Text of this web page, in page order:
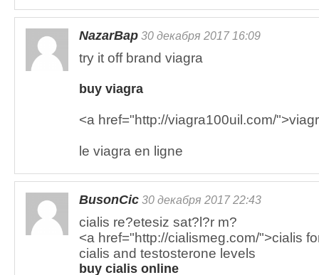
NazarBap 30 декабря 2017 16:09
try it off brand viagra
buy viagra
<a href="http://viagra100uil.com/
le viagra en ligne
BusonCic 30 декабря 2017 22:43
cialis re?etesiz sat?l?r m?
<a href="http://cialismeg.com/">cialis
cialis and testosterone levels
buy cialis online